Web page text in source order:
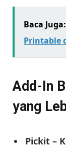
Baca Juga:
Printable
Add-In
yang
Pickit –